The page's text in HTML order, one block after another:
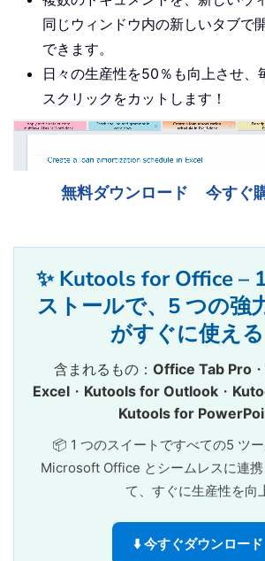
同じウィンドウ内の新しいタブで
できます。
日々の生産性を50％も向上させ、
スクリックをカットします！
無料ダウンロード 今すぐ
✨ Kutools for Office –
ストールで、5 つの強
がすぐに使える
含まれるもの： Office Tab Pro ・
Excel・ Kutools for Outlook・
Kutools for
📦 1 つのスイートですべての5 ツ
Microsoft Office とシームレスに連携
て、すぐに生産性を向
⬇️ 今すぐダウンロード